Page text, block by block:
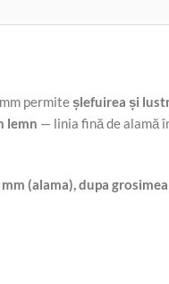
permiteșlefuirea și
lemn — linia fină de alamă
(alama), dupa